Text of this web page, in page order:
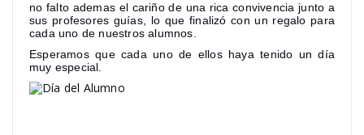
no falto ademas el cariño de una rica convivencia junto a
sus profesores guías, lo que finalizó con un regalo para
cada uno de nuestros alumnos.
Esperamos que cada uno de ellos haya tenido un día
muy especial.